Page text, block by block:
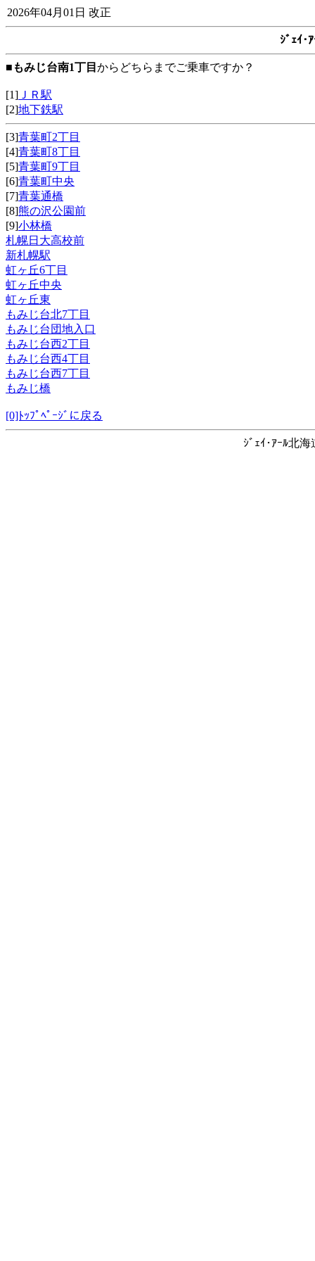
2026年04月01日 改正
ｼﾞｪｲ･
■ もみじ台南1丁目 からどちらまでご乗車ですか？
[1] ＪＲ駅
[2]地下鉄駅
[3]青葉町2丁目
[4]青葉町8丁目
[5]青葉町9丁目
[6]青葉町中央
[7]青葉通橋
[8]熊の沢公園前
[9]小林橋
札幌日大高校前
新札幌駅
虹ヶ丘6丁目
虹ヶ丘中央
虹ヶ丘東
もみじ台北7丁目
もみじ台団地入口
もみじ台西2丁目
もみじ台西4丁目
もみじ台西7丁目
もみじ橋
[0]ﾄｯﾌﾟﾍﾟｰｼﾞに戻る
ｼﾞｪｲ･ｱｰﾙ北